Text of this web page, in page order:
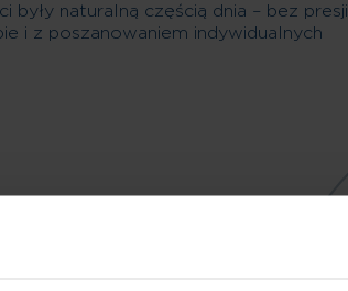
były naturalną częścią dnia – bez presji,
i z poszanowaniem indywidualnych